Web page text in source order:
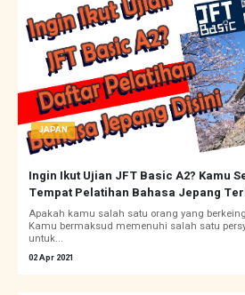
JAPAN
Ingin Ikut Ujian JFT Basic A2? Kamu
Tempat Pelatihan Bahasa Jepang
Apakah kamu salah satu orang yang
Kamu bermaksud memenuhi salah satu
untuk...
02 Apr 2021